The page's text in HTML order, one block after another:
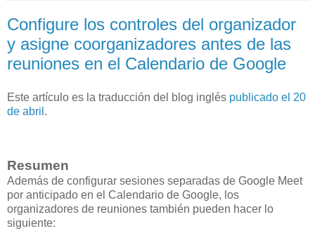
Configure los controles del organizador
y asigne coorganizadores antes de las
reuniones en el Calendario de Google
Este artículo es la traducción del blog inglés publicado el 20
de abril .
Resumen
Además de configurar sesiones separadas de Google Meet
por anticipado en el Calendario de Google, los
organizadores de reuniones también pueden hacer lo
siguiente: